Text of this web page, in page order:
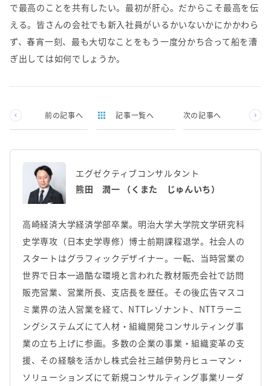
で最高のことを共有したい。最初が肝心。だからこそ最高を伝
える。皆さんの会社でも新入社員がいるかいないかにかかわら
ず、春宵一刻、最も大切なことをもう一度分かち合って船を漕
ぎ出しては如何でしょうか。
前の記事へ 記事一覧へ 次の記事へ
エグゼクティブコンサルタント
熊田 潤一 （くまた じゅんいち）
高崎経済大学経済学部卒業。明治大学大学院文学研究科
史学専攻（日本史学専修）博士前期課程退学。社会人の
スタートはグラフィックデザイナー。一転、当時営業の
世界で日本一過酷な環境と言われた教材販売会社で訪問
販売営業、営業所長、支店長を歴任。その後広告マスコ
ミ業界の法人営業を経て、NTTレゾナント、NTTラーニ
ングシステムズにて人材・組織開発コンサルティング事
業の立ち上げに参画。多数の企業の事業・組織変革の支
援、その経験を活かし株式会社三越伊勢丹ヒューマン・
ソリューションズにて新規コンサルティング事業リーダ